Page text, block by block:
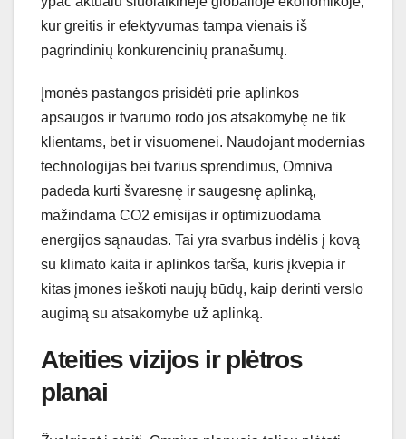
kur greitis ir efektyvumas tampa vienais iš
pagrindinių konkurencinių pranašumų.
Įmonės pastangos prisidėti prie aplinkos
apsaugos ir tvarumo rodo jos atsakomybę ne tik
klientams, bet ir visuomenei. Naudojant modernias
technologijas bei tvarius sprendimus, Omniva
padeda kurti švaresnę ir saugesnę aplinką,
mažindama CO2 emisijas ir optimizuodama
energijos sąnaudas. Tai yra svarbus indėlis į kovą
su klimato kaita ir aplinkos tarša, kuris įkvepia ir
kitas įmones ieškoti naujų būdų, kaip derinti verslo
augimą su atsakomybe už aplinką.
Ateities vizijos ir plėtros
planai